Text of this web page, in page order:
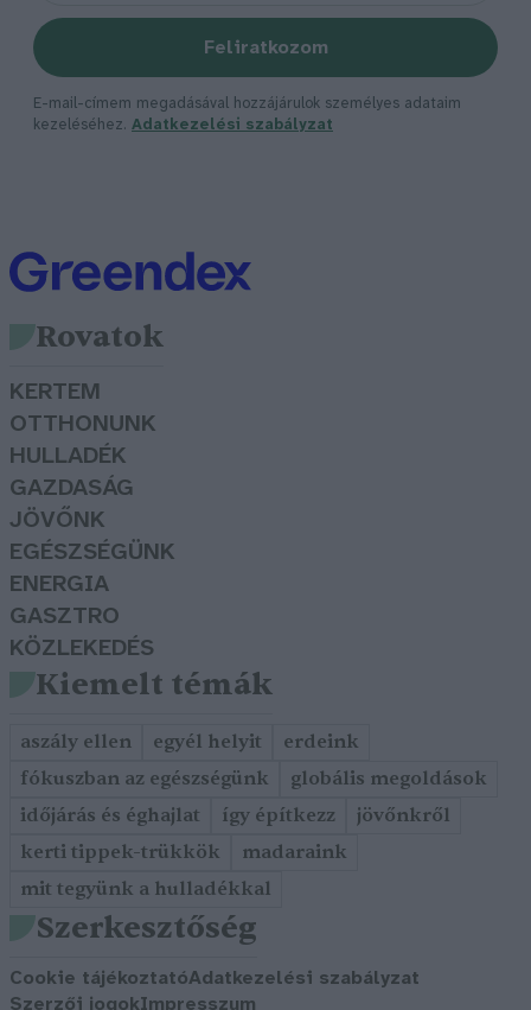
Feliratkozom
E-mail-címem megadásával hozzájárulok személyes adataim
kezeléséhez. Adatkezelési szabályzat
Rovatok
KERTEM
OTTHONUNK
HULLADÉK
GAZDASÁG
JÖVŐNK
EGÉSZSÉGÜNK
ENERGIA
GASZTRO
KÖZLEKEDÉS
Kiemelt témák
aszály ellen egyél helyit
erdeink
fókuszban az egészségünk
globális megoldások
időjárás és éghajlat
így építkezz
jövőnkről
kerti tippek-trükkök
madaraink
mit tegyünk a hulladékkal
Szerkesztőség
Cookie tájékoztatóAdatkezelési szabályzat
Szerzői jogokImpresszum